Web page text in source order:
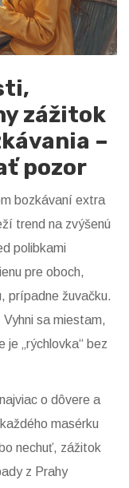
zážitok
–
pozor
bozkávaní extra
trend na zvýšenú
polibkami
pre oboch,
prípadne žuvačku.
sa miestam,
je „rýchlovka“ bez
o dôvere a
masérku
nechuť, zážitok
z Prahy